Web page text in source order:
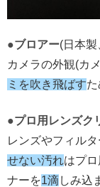
●ブロアー(日本
カメラの外観(カ
ミを吹き飛ばすた
●プロ用レンズク
レンズやフィルタ
せない汚れはプ
ナーを1滴しみ込